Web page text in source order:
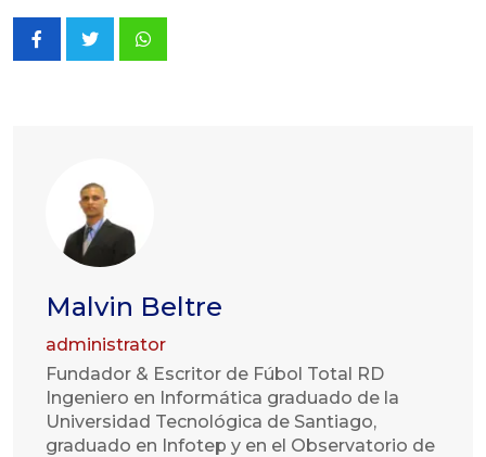
Whatsapp
Malvin Beltre
administrator
Fundador & Escritor de Fúbol Total RD
Ingeniero en Informática graduado de la
Universidad Tecnológica de Santiago,
graduado en Infotep y en el Observatorio de